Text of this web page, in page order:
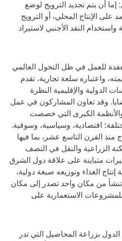
إما أن يتم تجديد الترويج لوضع
على الإنتاج المحلي، أو الترويج
واستخدام النقد الأجنبي لاستيراد
للعمل في ظل التحول العالمي
واعتباره سلعة تجارية، تقدم
الدولية والإقليمية النظرة
وقد تعاون المشاركون في عمل
والأنظمة الكبرى التي خصصت
اقتصادية، وسياسية، وسوقية.
منذ القرن التاسع عشر، بما فيها
الزراعية والنقل في النصف
متباينة على علاقة دول الشرق
الغذاء وتوزيعه صبغة دولية،
من مكان واحد تصدر إلى مكان
الاستعمارية على
بزراعة المحاصيل التي تدر